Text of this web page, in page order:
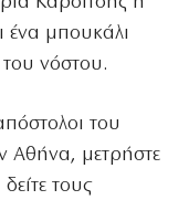
ένα μπουκάλι
νόστου.
του
Αθήνα, μετρήστε
τους